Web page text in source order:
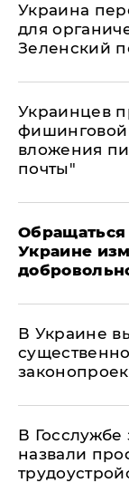
Украина
для
Зеленский
Украинцев
фишинговой
вложения
почты"
Украине
В Украине
В Госслужбе
назвали